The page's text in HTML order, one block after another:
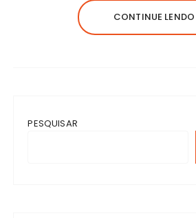
CONTINUE LENDO
PESQUISAR